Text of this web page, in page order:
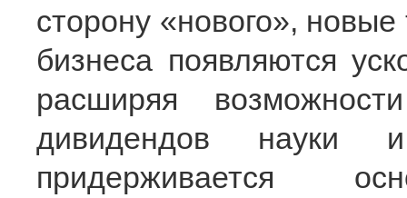
сторону «нового»,
бизнеса появляются
расширяя
дивидендов науки
придерживается